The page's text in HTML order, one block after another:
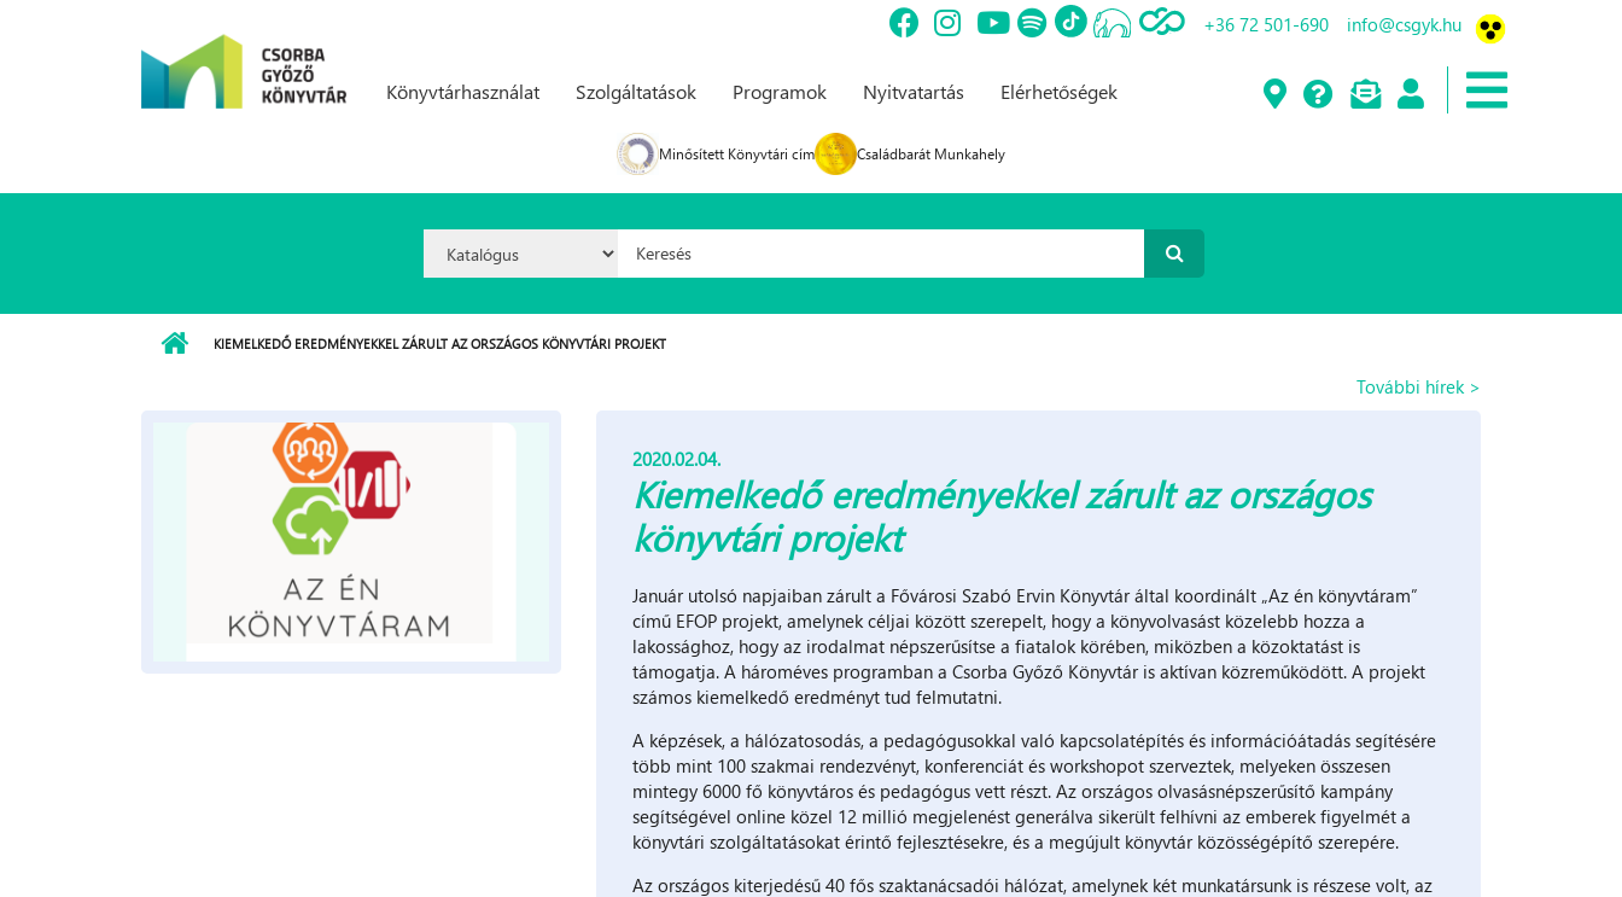
+36 72 501-690 info@csgyk.hu
Könyvtárhasználat Szolgáltatások Programok Nyitvatartás Elérhetőségek
Minősített Könyvtári cím Családbarát Munkahely
Option:
Keresés űrlap
KIEMELKEDŐ EREDMÉNYEKKEL ZÁRULT AZ ORSZÁGOS KÖNYVTÁRI PROJEKT
További hírek >
2020.02.04.
Kiemelkedő eredményekkel zárult az országos
könyvtári projekt
Január utolsó napjaiban zárult a Fővárosi Szabó Ervin Könyvtár által koordinált „Az én könyvtáram”
című EFOP projekt, amelynek céljai között szerepelt, hogy a könyvolvasást közelebb hozza a
lakossághoz, hogy az irodalmat népszerűsítse a fiatalok körében, miközben a közoktatást is
támogatja. A hároméves programban a Csorba Győző Könyvtár is aktívan közreműködött. A projekt
számos kiemelkedő eredményt tud felmutatni.
A képzések, a hálózatosodás, a pedagógusokkal való kapcsolatépítés és információátadás segítésére
több mint 100 szakmai rendezvényt, konferenciát és workshopot szerveztek, melyeken összesen
mintegy 6000 fő könyvtáros és pedagógus vett részt. Az országos olvasásnépszerűsítő kampány
segítségével online közel 12 millió megjelenést generálva sikerült felhívni az emberek figyelmét a
könyvtári szolgáltatásokat érintő fejlesztésekre, és a megújult könyvtár közösségépítő szerepére.
Az országos kiterjedésű 40 fős szaktanácsadói hálózat, amelynek két munkatársunk is részese volt, az